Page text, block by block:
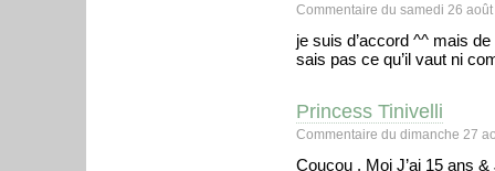
Commentaire du samedi 26
je suis d’accord ^^ mais
sais pas ce qu’il vaut ni
Princess Tinivelli
Commentaire du dimanche 27
Coucou . Moi J’ai 15 ans